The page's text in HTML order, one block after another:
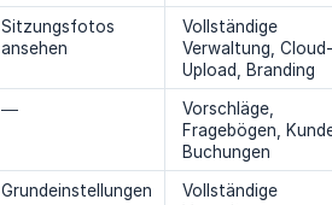
Sitzungsfotos
ansehen
Vollständige
Verwaltung, Cloud-
Upload, Branding
—
Vorschläge,
Fragebögen,
Buchungen
Grundeinstellungen
Vollständige